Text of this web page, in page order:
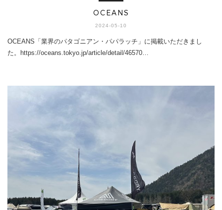
OCEANS
2024-05-10
OCEANS「業界のパタゴニアン・パパラッチ」に掲載いただきまし
た。https://oceans.tokyo.jp/article/detail/46570…